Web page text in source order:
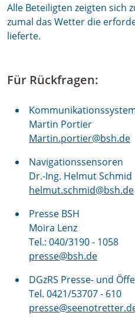
Alle Beteiligten zeigten sich
zumal das Wetter die
lieferte.
Für Rückfragen:
Martin Portier
Martin.portier@bsh.de
Navigationssensoren
Dr.-Ing. Helmut Schmid
helmut.schmid@bsh.de
Presse BSH
Moira Lenz
Tel.: 040/3190 - 1058
presse@bsh.de
DGzRS Presse- und
Tel. 0421/53707 - 610